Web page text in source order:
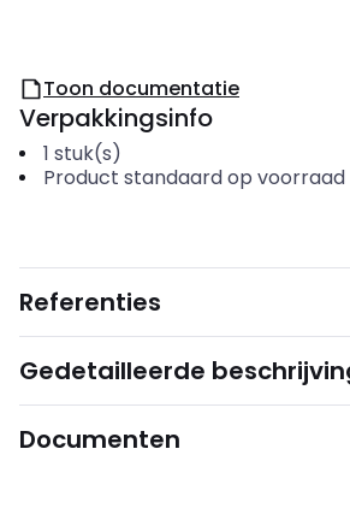
Toon documentatie
Verpakkingsinfo
1 stuk(s)
Product standaard op voorraad
Referenties
Gedetailleerde
Documenten